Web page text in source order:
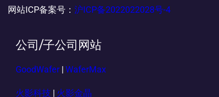
网站ICP备案号： 沪ICP备2022022028号-4
公司/子公司网站
GoodWafer WaferMax
火影科技 | 火影金晶